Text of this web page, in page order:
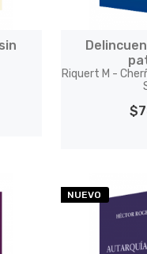
Riquert M -
NUEVO